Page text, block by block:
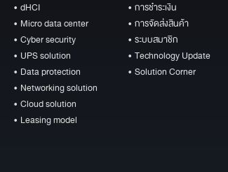
• dHCI
• Micro data center
• Cyber security
• UPS solution
• Data protection
• Networking solution
• Cloud solution
• Leasing model
• การชำระเงิน
• การจัดส่งสินค้า
• ระบบสมาชิก
• Technology Update
• Solution Corner